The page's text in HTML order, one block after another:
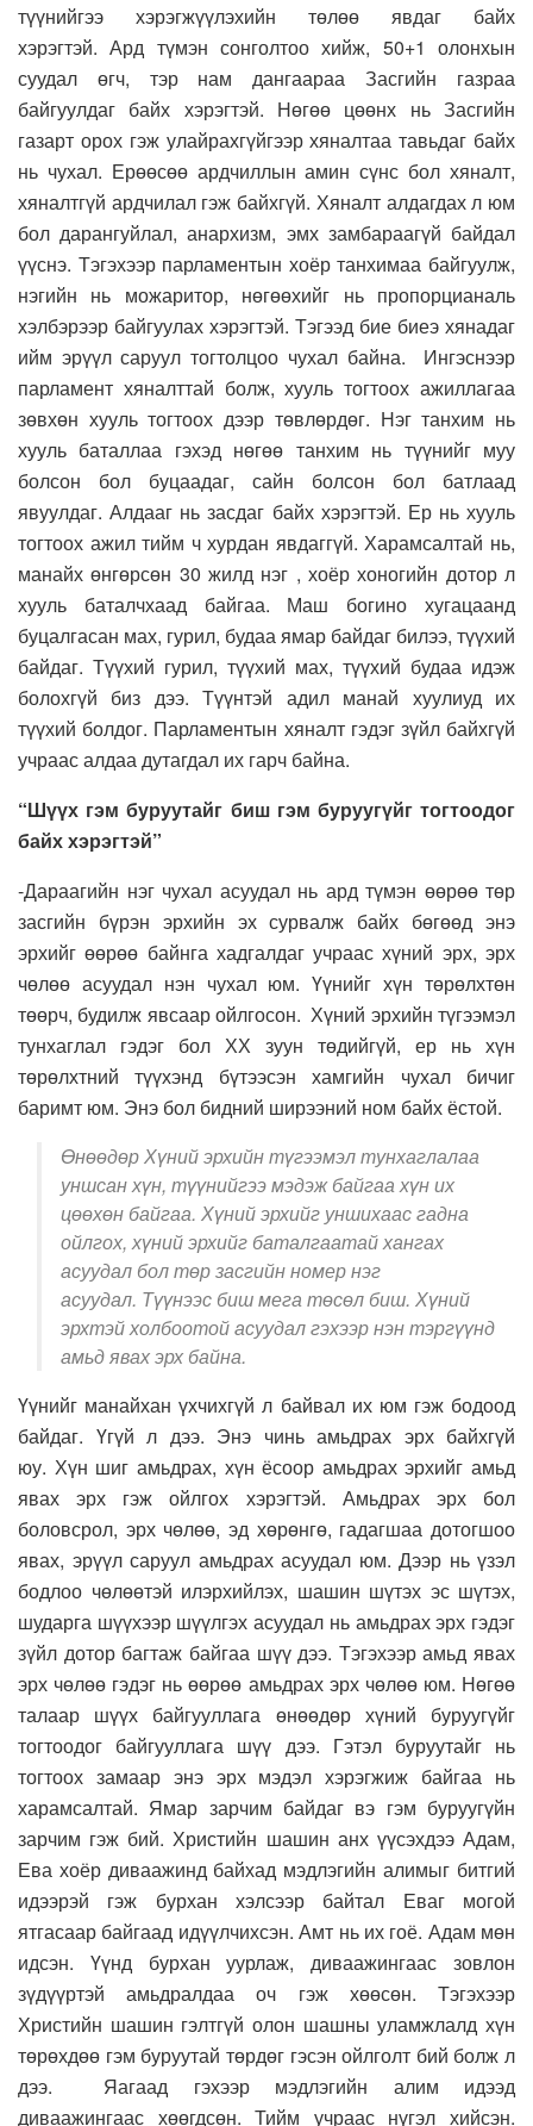
түүнийгээ хэрэгжүүлэхийн төлөө явдаг байх
хэрэгтэй. Ард түмэн сонголтоо хийж, 50+1 олонхын
суудал өгч, тэр нам дангаараа Засгийн газраа
байгуулдаг байх хэрэгтэй. Нөгөө цөөнх нь Засгийн
газарт орох гэж улайрахгүйгээр хяналтаа тавьдаг байх
нь чухал. Ерөөсөө ардчиллын амин сүнс бол хяналт,
хяналтгүй ардчилал гэж байхгүй. Хяналт алдагдах л юм
бол дарангуйлал, анархизм, эмх замбараагүй байдал
үүснэ. Тэгэхээр парламентын хоёр танхимаа байгуулж,
нэгийн нь можаритор, нөгөөхийг нь пропорцианаль
хэлбэрээр байгуулах хэрэгтэй. Тэгээд бие биеэ хянадаг
ийм эрүүл саруул тогтолцоо чухал байна. Ингэснээр
парламент хяналттай болж, хууль тогтоох ажиллагаа
зөвхөн хууль тогтоох дээр төвлөрдөг. Нэг танхим нь
хууль баталлаа гэхэд нөгөө танхим нь түүнийг муу
болсон бол буцаадаг, сайн болсон бол батлаад
явуулдаг. Алдааг нь засдаг байх хэрэгтэй. Ер нь хууль
тогтоох ажил тийм ч хурдан явдаггүй. Харамсалтай нь,
манайх өнгөрсөн 30 жилд нэг , хоёр хоногийн дотор л
хууль баталчхаад байгаа. Маш богино хугацаанд
буцалгасан мах, гурил, будаа ямар байдаг билээ, түүхий
байдаг. Түүхий гурил, түүхий мах, түүхий будаа идэж
болохгүй биз дээ. Түүнтэй адил манай хуулиуд их
түүхий болдог. Парламентын хяналт гэдэг зүйл байхгүй
учраас алдаа дутагдал их гарч байна.
“Шүүх гэм буруутайг биш гэм буруугүйг тогтоодог
байх хэрэгтэй”
-Дараагийн нэг чухал асуудал нь ард түмэн өөрөө төр
засгийн бүрэн эрхийн эх сурвалж байх бөгөөд энэ
эрхийг өөрөө байнга хадгалдаг учраас хүний эрх, эрх
чөлөө асуудал нэн чухал юм. Үүнийг хүн төрөлхтөн
төөрч, будилж явсаар ойлгосон. Хүний эрхийн түгээмэл
тунхаглал гэдэг бол ХХ зуун төдийгүй, ер нь хүн
төрөлхтний түүхэнд бүтээсэн хамгийн чухал бичиг
баримт юм. Энэ бол бидний ширээний ном байх ёстой.
Өнөөдөр Хүний эрхийн түгээмэл тунхаглалаа
уншсан хүн, түүнийгээ мэдэж байгаа хүн их
цөөхөн байгаа. Хүний эрхийг уншихаас гадна
ойлгох, хүний эрхийг баталгаатай хангах
асуудал бол төр засгийн номер нэг
асуудал. Түүнээс биш мега төсөл биш. Хүний
эрхтэй холбоотой асуудал гэхээр нэн тэргүүнд
амьд явах эрх байна.
Үүнийг манайхан үхчихгүй л байвал их юм гэж бодоод
байдаг. Үгүй л дээ. Энэ чинь амьдрах эрх байхгүй
юу. Хүн шиг амьдрах, хүн ёсоор амьдрах эрхийг амьд
явах эрх гэж ойлгох хэрэгтэй. Амьдрах эрх бол
боловсрол, эрх чөлөө, эд хөрөнгө, гадагшаа дотогшоо
явах, эрүүл саруул амьдрах асуудал юм. Дээр нь үзэл
бодлоо чөлөөтэй илэрхийлэх, шашин шүтэх эс шүтэх,
шударга шүүхээр шүүлгэх асуудал нь амьдрах эрх гэдэг
зүйл дотор багтаж байгаа шүү дээ. Тэгэхээр амьд явах
эрх чөлөө гэдэг нь өөрөө амьдрах эрх чөлөө юм. Нөгөө
талаар шүүх байгууллага өнөөдөр хүний буруугүйг
тогтоодог байгууллага шүү дээ. Гэтэл буруутайг нь
тогтоох замаар энэ эрх мэдэл хэрэгжиж байгаа нь
харамсалтай. Ямар зарчим байдаг вэ гэм буруугүйн
зарчим гэж бий. Христийн шашин анх үүсэхдээ Адам,
Ева хоёр диваажинд байхад мэдлэгийн алимыг битгий
идээрэй гэж бурхан хэлсээр байтал Еваг могой
ятгасаар байгаад идүүлчихсэн. Амт нь их гоё. Адам мөн
идсэн. Үүнд бурхан уурлаж, диваажингаас зовлон
зүдүүртэй амьдралдаа оч гэж хөөсөн. Тэгэхээр
Христийн шашин гэлтгүй олон шашны уламжлалд хүн
төрөхдөө гэм буруутай төрдөг гэсэн ойлголт бий болж л
дээ. Яагаад гэхээр мэдлэгийн алим идээд
диваажингаас хөөгдсөн. Тийм учраас нүгэл хийсэн.